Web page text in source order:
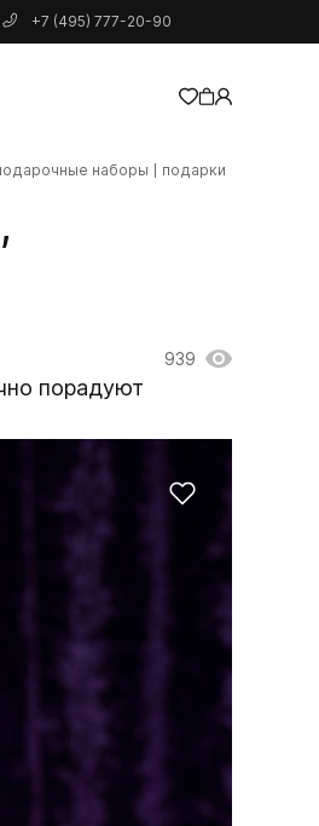
+7 (495) 777-20-90
в корзину
наборы подарки
939
порадуют